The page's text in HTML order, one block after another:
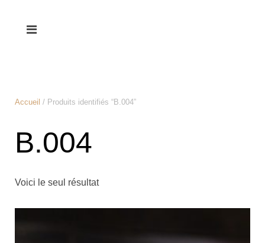
Accueil / Produits identifiés “B.004”
B.004
Voici le seul résultat